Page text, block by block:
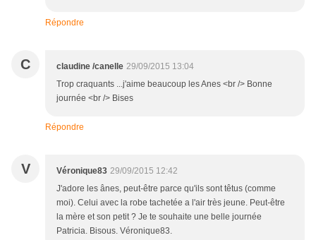
Répondre
C claudine /canelle 29/09/2015 13:04
Trop craquants ...j'aime beaucoup les Anes <br /> Bonne
journée <br /> Bises
Répondre
V Véronique83 29/09/2015 12:42
J'adore les ânes, peut-être parce qu'ils sont têtus (comme
moi). Celui avec la robe tachetée a l'air très jeune. Peut-être
la mère et son petit ? Je te souhaite une belle journée
Patricia. Bisous. Véronique83.